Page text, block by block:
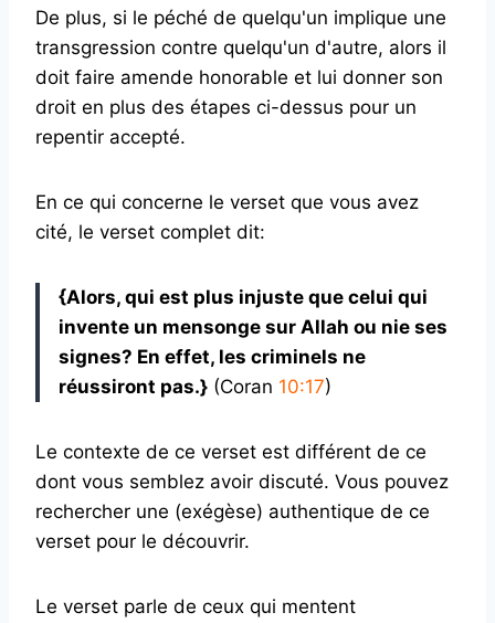
De plus, si le péché de quelqu'un implique une
transgression contre quelqu'un d'autre, alors il
doit faire amende honorable et lui donner son
droit en plus des étapes ci-dessus pour un
repentir accepté.
En ce qui concerne le verset que vous avez
cité, le verset complet dit:
{Alors, qui est plus injuste que celui qui
invente un mensonge sur Allah ou nie ses
signes? En effet, les criminels ne
réussiront pas.} (Coran 10:17)
Le contexte de ce verset est différent de ce
dont vous semblez avoir discuté. Vous pouvez
rechercher une (exégèse) authentique de ce
verset pour le découvrir.
Le verset parle de ceux qui mentent